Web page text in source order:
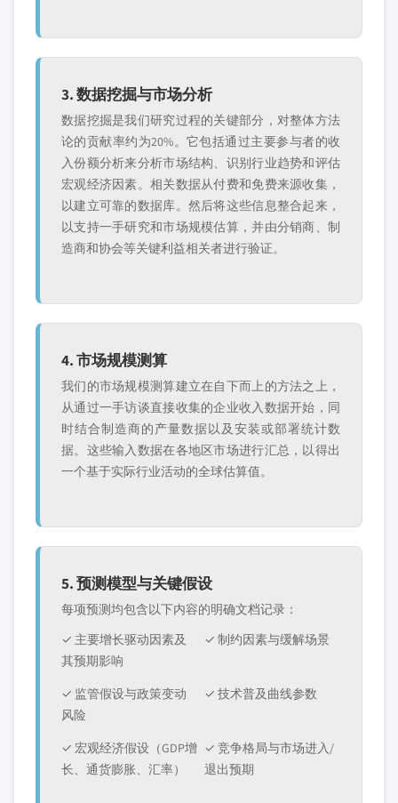
3. 数据挖掘与市场分析
数据挖掘是我们研究过程的关键部分，对整体方法
论的贡献率约为20%。它包括通过主要参与者的收
入份额分析来分析市场结构、识别行业趋势和评估
宏观经济因素。相关数据从付费和免费来源收集，
以建立可靠的数据库。然后将这些信息整合起来，
以支持一手研究和市场规模估算，并由分销商、制
造商和协会等关键利益相关者进行验证。
4. 市场规模测算
我们的市场规模测算建立在自下而上的方法之上，
从通过一手访谈直接收集的企业收入数据开始，同
时结合制造商的产量数据以及安装或部署统计数
据。这些输入数据在各地区市场进行汇总，以得出
一个基于实际行业活动的全球估算值。
5. 预测模型与关键假设
每项预测均包含以下内容的明确文档记录：
✓ 主要增长驱动因素及
其预期影响
✓ 制约因素与缓解场景
✓ 监管假设与政策变动
风险
✓ 技术普及曲线参数
✓ 宏观经济假设（GDP增
长、通货膨胀、汇率）
✓ 竞争格局与市场进入/
退出预期